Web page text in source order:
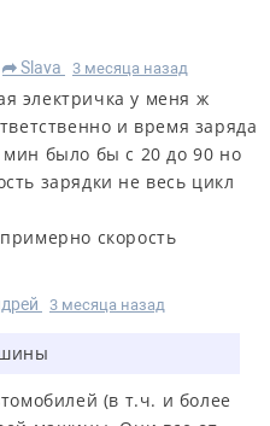
R Slava 3 месяца назад
электричка у меня ж
и время заряда
было бы с 20 до 90 но
зарядки не весь цикл
скорость
3 месяца назад
(в т.ч. и более